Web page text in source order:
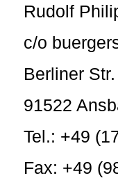
Rudolf
c/o
Berliner
91522
Tel.: +49
Fax: +49